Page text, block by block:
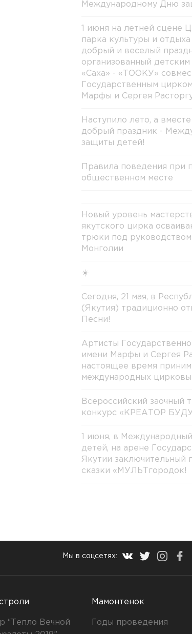
Международному Дню
1 июня на летней сцене
парка культуры и
добрый и веселый
организованный
«Саха» - «ТООКУ»
Государственным
Марфы и Сергея
Наступило лето, а
добрый праздник -
защиты детей!
Правила поведения при
общественном месте
Новый уровень
якутского цирка
трюки под
Монголии
☀️
Сегодня, 21 мая, в
(Якутия) традиционно
Песни!
Артисты
имени Марфы и Сергея
настоящее время
международных
Всероссийский заочный
конкурс «КРЕАТОР
1 июня, в
детей, на арене
Якутии заключительный
сказки «МУЛЬТгородок!
Мы в соцсетях:
“Тепло Вечной
Мамонтенок
Годы проведения